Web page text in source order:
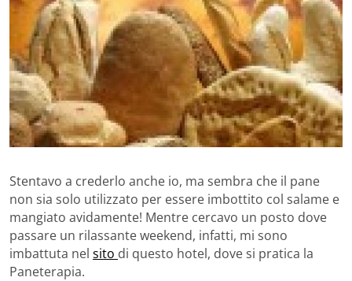
Stentavo a crederlo anche io, ma sembra che il pane
non sia solo utilizzato per essere imbottito col salame e
mangiato avidamente! Mentre cercavo un posto dove
passare un rilassante weekend, infatti, mi sono
imbattuta nel sito di questo hotel, dove si pratica la
Paneterapia.